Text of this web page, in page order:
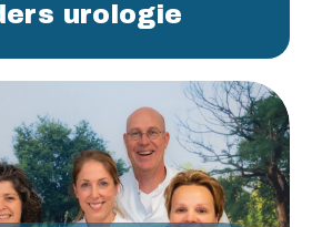
urologie